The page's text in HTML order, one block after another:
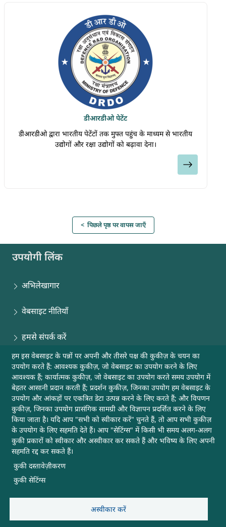
यह सुनिश्चित किया जा सके कि वह प्रदर्शन, विश्वसनीयता और सेवा-
जीवन के मानकों पर खरा उतरे। प्रमाणन की प्रक्रिया का अंतिम उत्पाद
"टाइप सर्टिफिकेट" होता है, जिसे सामान्यतः "टाइप अप्रूवल" कहा जाता
है। यह प्रमाणपत्र संबंधित उत्पाद को सरकारी निरीक्षण एजेंसी और नामित
आरसीएमए (सैन्य उड़ान योग्यता के लिए क्षेत्रीय केंद्र)) की निगरानी में
उत्पादन/निर्माण की अनुमति देता है। ये प्रमाणन गतिविधियाँ
डीडीपीएमएएस-2002 (खंड 1 और खंड 2) नामक सरकारी दस्तावेज़ के
अनुसार की जाती हैं, जो कि "गाइडेंस मैटेरियल" अनुभाग में उपलब्ध है।
डीआरडीओ पेटेंट
डीआरडीओ द्वारा भारतीय पेटेंटों तक मुफ्त पहुंच के माध्यम से भारतीय
उद्योगों और रक्षा उद्योगों को बढ़ावा देना।
हम इस वेबसाइट के पन्नों पर अपनी और तीसरे पक्ष की कुकीज़ के चयन का
उपयोग करते हैं: आवश्यक कुकीज़, जो वेबसाइट का उपयोग करने के लिए
आवश्यक हैं; कार्यात्मक कुकीज़, जो वेबसाइट का उपयोग करते समय उपयोग में
बेहतर आसानी प्रदान करती हैं; प्रदर्शन कुकीज़, जिनका उपयोग हम वेबसाइट के
उपयोग और आंकड़ों पर एकत्रित डेटा उत्पन्न करने के लिए करते हैं; और विपणन
कुकीज़, जिनका उपयोग प्रासंगिक सामग्री और विज्ञापन प्रदर्शित करने के लिए
किया जाता है। यदि आप "सभी को स्वीकार करें" चुनते हैं, तो आप सभी कुकीज़
के उपयोग के लिए सहमति देते हैं। आप "सेटिंग्स" में किसी भी समय अलग-अलग
कुकी प्रकारों को स्वीकार और अस्वीकार कर सकते हैं और भविष्य के लिए अपनी
सहमति रद्द कर सकते हैं।
कुकी दस्तावेज़ीकरण
कुकी सेटिंग्स
अस्वीकार करें
< पिछले पृष्ठ पर वापस जाएँ
उपयोगी लिंक
अभिलेखागार
वेबसाइट नीतियाँ
हमसे संपर्क करें
साइटमैप
मदद
अन्य उपयोगी लिंक
यह वेबसाइट डीआरडीओ, रक्षा मंत्रालय, भारत सरकार की है